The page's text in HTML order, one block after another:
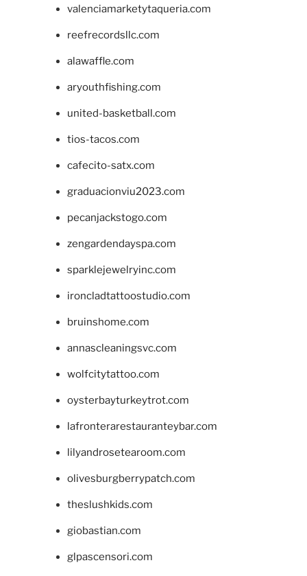
valenciamarketytaqueria.com
reefrecordsllc.com
alawaffle.com
aryouthfishing.com
united-basketball.com
tios-tacos.com
cafecito-satx.com
graduacionviu2023.com
pecanjackstogo.com
zengardendayspa.com
sparklejewelryinc.com
ironcladtattoostudio.com
bruinshome.com
annascleaningsvc.com
wolfcitytattoo.com
oysterbayturkeytrot.com
lafronterarestauranteybar.com
lilyandrosetearoom.com
olivesburgberrypatch.com
theslushkids.com
giobastian.com
glpascensori.com